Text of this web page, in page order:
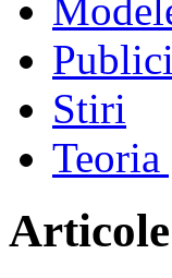
Stiri
Teoria